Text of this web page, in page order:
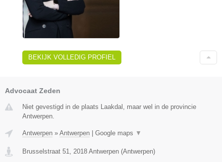
BEKIJK VOLLEDIG PROFIEL
Advocaat Zeden
Niet gevestigd in de plaats Laakdal, maar wel in de provincie
Antwerpen.
Antwerpen » Antwerpen Google maps ▼
Brusselstraat 51, 2018 Antwerpen (Antwerpen)